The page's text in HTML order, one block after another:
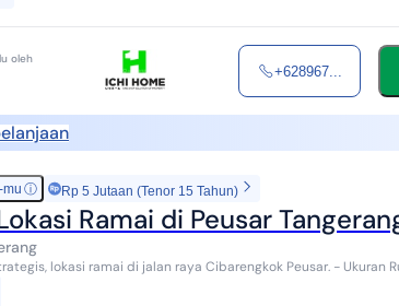
oleh
+628967...
ⓘ Rp 5 Jutaan (Tenor 15 Tahun)
Ramai di Peusar
lokasi ramai di jalan raya Cibarengkok Peusar. - Ukuran
1 - S...